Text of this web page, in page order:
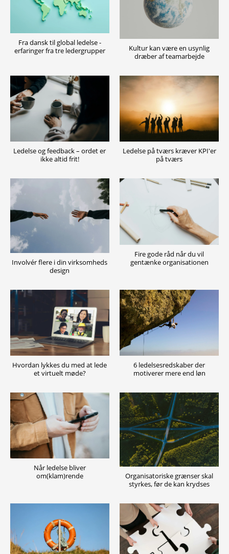
Fra dansk til global ledelse -
erfaringer fra tre ledergrupper
Kultur kan være en usynlig
dræber af teamarbejde
Ledelse og feedback – ordet er
ikke altid frit!
Ledelse på tværs kræver KPI'er
på tværs
Involvér flere i din virksomheds
design
Fire gode råd når du vil
gentænke organisationen
Hvordan lykkes du med at lede
et virtuelt møde?
6 ledelsesredskaber der
motiverer mere end løn
Når ledelse bliver
om(klam)rende
Organisatoriske grænser skal
styrkes, før de kan krydses